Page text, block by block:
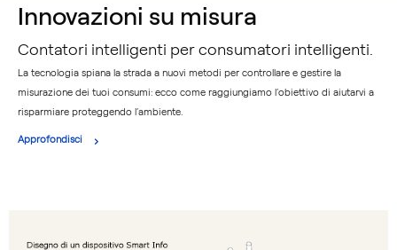
Innovazioni su misura
Contatori intelligenti per consumatori intelligenti.
La tecnologia spiana la strada a nuovi metodi per controllare e gestire la
misurazione dei tuoi consumi: ecco come raggiungiamo l’obiettivo di aiutarvi a
risparmiare proteggendo l’ambiente.
Approfondisci